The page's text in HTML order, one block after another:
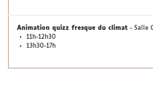
Animation quizz fresque du climat - Salle
11h-12h30
13h30-17h